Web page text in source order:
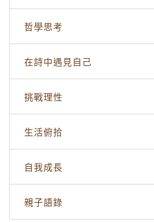
哲學思考
在詩中遇見自己
挑戰理性
生活俯拾
自我成長
親子語錄